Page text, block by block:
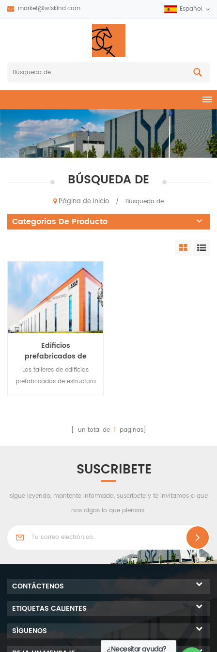
market@wiskind.com Español
BÚSQUEDA DE
Página de inicio / Búsqueda de
Categorías De Producto
Edificios
prefabricados de
estructura de acero
para la industria
Los talleres de edificios
prefabricados de estructura
período de construcción,
contaminación para el
reciclaje. Basado en las
actualmente es
ampliamente utilizado en
industria farmacéutica.
[ un total de 1 paginas]
SUSCRIBETE
sigue leyendo, mantente informado, suscríbete y te invitamos a que
nos digas lo que piensas.
¿Necesitar ayuda?
CONTÁCTENOS
ETIQUETAS CALIENTES
SÍGUENOS